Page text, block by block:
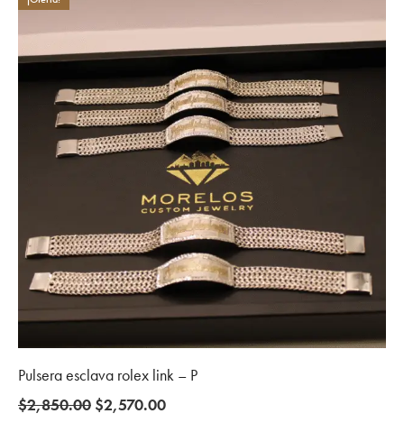
Pulsera esclava rolex link – P
$2,850.00 Original
$2,570.00Current